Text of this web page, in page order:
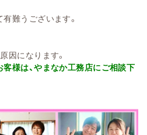
難うございます。
因になります。
様は、やまなか工務店にご相談下